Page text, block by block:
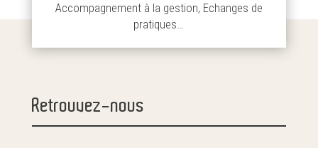
Accompagnement à la gestion, Echanges de
pratiques…
Retrouvez-nous